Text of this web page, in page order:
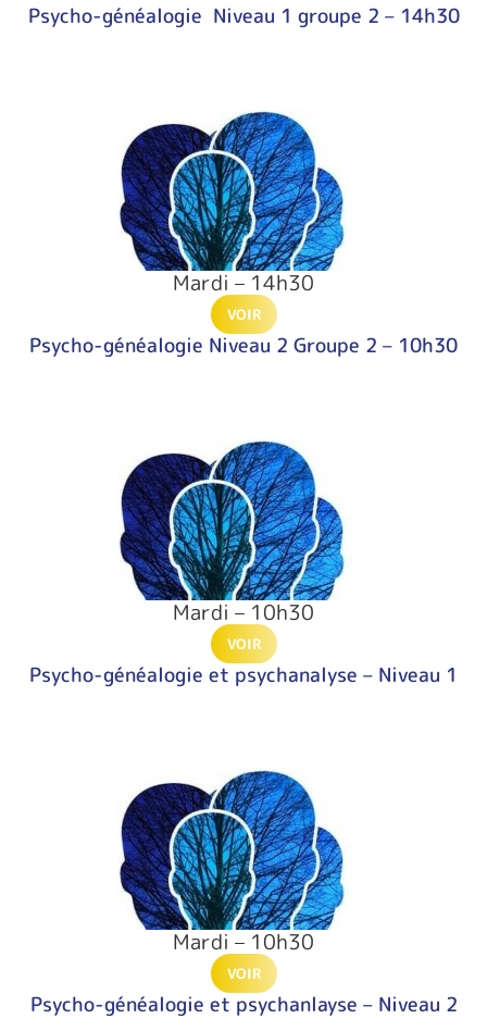
Psycho-généalogie Niveau 1 groupe 2 – 14h30
Mardi – 14h30
VOIR
Psycho-généalogie Niveau 2 Groupe 2 – 10h30
Mardi – 10h30
VOIR
Psycho-généalogie et psychanalyse – Niveau 1
Mardi – 10h30
VOIR
Psycho-généalogie et psychanlayse – Niveau 2